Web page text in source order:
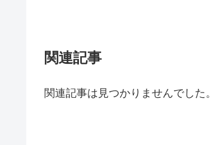
関連記事
関連記事は見つかりませんでした。